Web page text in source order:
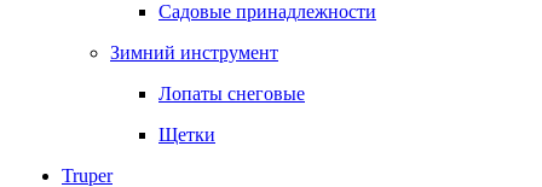
Садовые принадлежности
Зимний инструмент
Лопаты снеговые
Щетки
Truper